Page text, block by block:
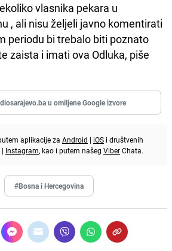
vlasnika pekara u
, ali nisu željeli javno komentirati
periodu bi trebalo biti poznato
zaista i imati ova Odluka, piše
u omiljene Google izvore
aplikacije za Android | iOS i društvenih
| Instagram, kao i putem našeg ViberChata.
#Bosna i Hercegovina